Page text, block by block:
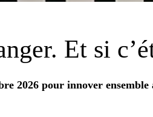
Et si
2026 pour innover